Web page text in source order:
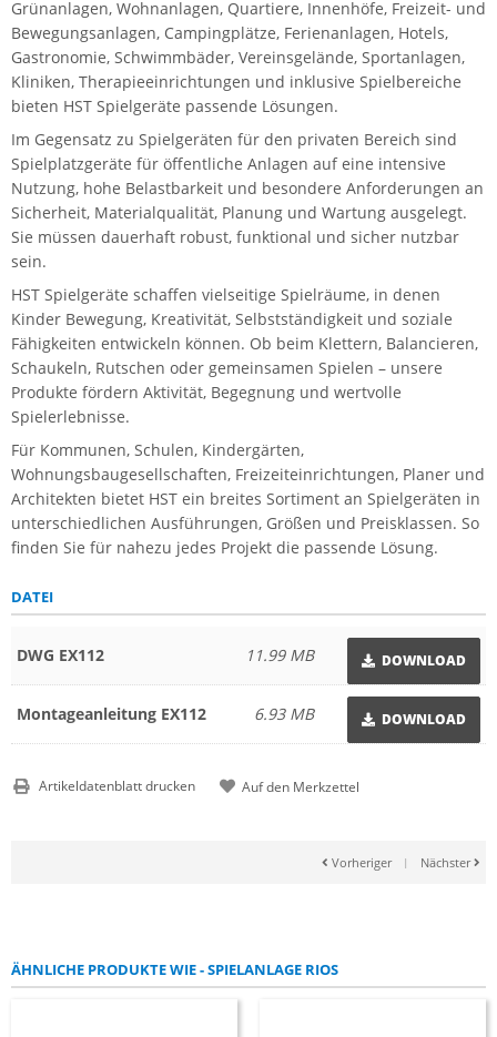
Grünanlagen, Wohnanlagen, Quartiere, Innenhöfe, Freizeit- und
Bewegungsanlagen, Campingplätze, Ferienanlagen, Hotels,
Gastronomie, Schwimmbäder, Vereinsgelände, Sportanlagen,
Kliniken, Therapieeinrichtungen und inklusive Spielbereiche
bieten HST Spielgeräte passende Lösungen.
Im Gegensatz zu Spielgeräten für den privaten Bereich sind
Spielplatzgeräte für öffentliche Anlagen auf eine intensive
Nutzung, hohe Belastbarkeit und besondere Anforderungen an
Sicherheit, Materialqualität, Planung und Wartung ausgelegt.
Sie müssen dauerhaft robust, funktional und sicher nutzbar
sein.
HST Spielgeräte schaffen vielseitige Spielräume, in denen
Kinder Bewegung, Kreativität, Selbstständigkeit und soziale
Fähigkeiten entwickeln können. Ob beim Klettern, Balancieren,
Schaukeln, Rutschen oder gemeinsamen Spielen – unsere
Produkte fördern Aktivität, Begegnung und wertvolle
Spielerlebnisse.
Für Kommunen, Schulen, Kindergärten,
Wohnungsbaugesellschaften, Freizeiteinrichtungen, Planer und
Architekten bietet HST ein breites Sortiment an Spielgeräten in
unterschiedlichen Ausführungen, Größen und Preisklassen. So
finden Sie für nahezu jedes Projekt die passende Lösung.
DATEI
DWG EX112 DOWNLOAD
11.99 MB
Montageanleitung EX112 DOWNLOAD
6.93 MB
Artikeldatenblatt drucken
Vorheriger | Nächster
ÄHNLICHE PRODUKTE WIE - SPIELANLAGE RIOS